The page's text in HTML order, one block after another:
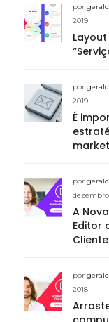
por
2019
por
2019
É
por
dezembro
A
Editor
por
2018